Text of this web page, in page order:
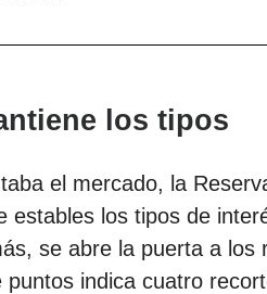
los tipos
el mercado, la
estables los tipos de
se abre la puerta a los
puntos indica cuatro